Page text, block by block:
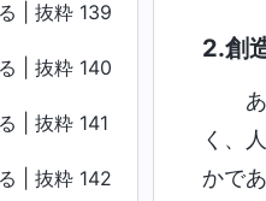
| 抜粋 139
| 抜粋 140
| 抜粋 141
| 抜粋 142
2.創
く、
かで